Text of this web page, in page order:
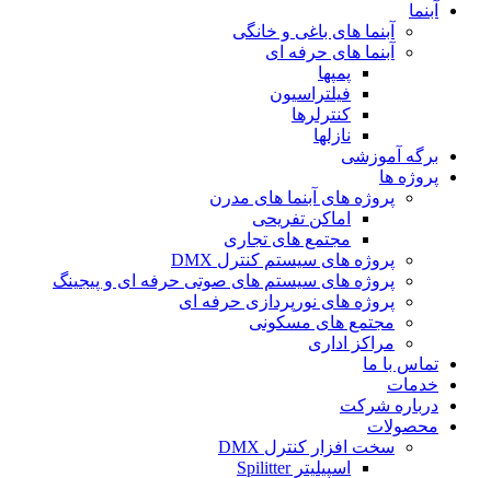
آبنما
آبنما های باغی و خانگی
آبنما های حرفه ای
پمپها
فیلتراسیون
کنترلرها
نازلها
برگه آموزشی
پروژه ها
پروژه های آبنما های مدرن
اماکن تفریحی
مجتمع های تجاری
پروژه های سیستم کنترل DMX
پروژه های سیستم های صوتی حرفه ای و پیجینگ
پروژه های نورپردازی حرفه ای
مجتمع های مسکونی
مراکز اداری
تماس با ما
خدمات
درباره شرکت
محصولات
سخت افزار کنترل DMX
اسپیلیتر Spilitter